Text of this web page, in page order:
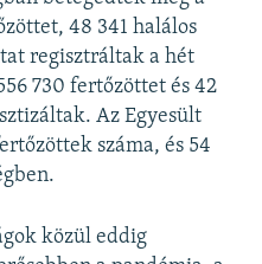
48 341 halálos
regisztráltak a hét
730 fertőzöttet és 42
Az Egyesült
száma, és 54
közül eddig